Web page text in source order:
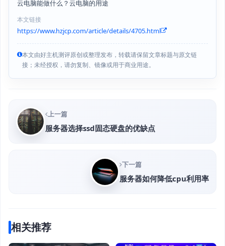
云电脑能做什么？云电脑的用途
本文链接
https://www.hzjcp.com/article/details/4705.html
本文由好主机测评原创或整理发布，转载请保留文章标题与原文链
接；未经授权，请勿复制、镜像或用于商业用途。
上一篇
服务器选择ssd固态硬盘的优缺点
下一篇
服务器如何降低cpu利用率
相关推荐